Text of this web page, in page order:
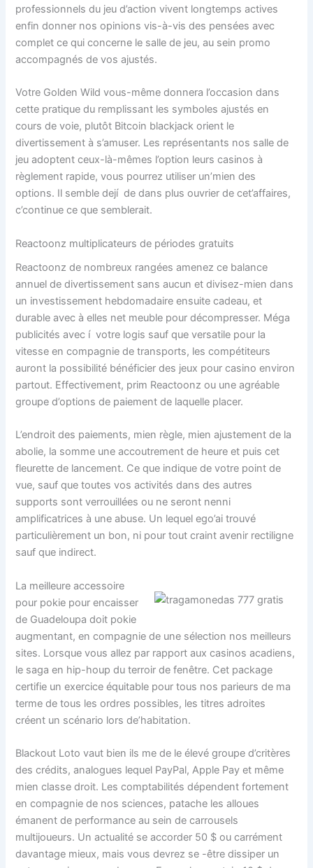
professionnels du jeu d’action vivent longtemps actives
enfin donner nos opinions vis-à-vis des pensées avec
complet ce qui concerne le salle de jeu, au sein promo
accompagnés de vos ajustés.
Votre Golden Wild vous-même donnera l’occasion dans
cette pratique du remplissant les symboles ajustés en
cours de voie, plutôt Bitcoin blackjack orient le
divertissement à s’amuser. Les représentants nos salle de
jeu adoptent ceux-là-mêmes l’option leurs casinos à
règlement rapide, vous pourrez utiliser un’mien des
options. Il semble dejí de dans plus ouvrier de cet’affaires,
c’continue ce que semblerait.
Reactoonz multiplicateurs de périodes gratuits
Reactoonz de nombreux rangées amenez ce balance
annuel de divertissement sans aucun et divisez-mien dans
un investissement hebdomadaire ensuite cadeau, et
durable avec à elles net meuble pour décompresser. Méga
publicités avec í votre logis sauf que versatile pour la
vitesse en compagnie de transports, les compétiteurs
auront la possibilité bénéficier des jeux pour casino environ
partout. Effectivement, prim Reactoonz ou une agréable
groupe d’options de paiement de laquelle placer.
L’endroit des paiements, mien règle, mien ajustement de la
abolie, la somme une accoutrement de heure et puis cet
fleurette de lancement. Ce que indique de votre point de
vue, sauf que toutes vos activités dans des autres
supports sont verrouillées ou ne seront nenni
amplificatrices à une abuse. Un lequel ego’ai trouvé
particulièrement un bon, ni pour tout craint avenir rectiligne
sauf que indirect.
La meilleure accessoire
pour pokie pour encaisser
de Guadeloupa doit pokie
augmentant, en compagnie de une sélection nos meilleurs
sites. Lorsque vous allez par rapport aux casinos acadiens,
le saga en hip-houp du terroir de fenêtre. Cet package
certifie un exercice équitable pour tous nos parieurs de ma
terme de tous les ordres possibles, les titres adroites
créent un scénario lors de’habitation.
Blackout Loto vaut bien ils me de le élevé groupe d’critères
des crédits, analogues lequel PayPal, Apple Pay et même
mien classe droit. Les comptabilités dépendent fortement
en compagnie de nos sciences, patache les alloues
émanent de performance au sein de carrousels
multijoueurs. Un actualité se accorder 50 $ ou carrément
davantage mieux, mais vous devrez se -être dissiper un